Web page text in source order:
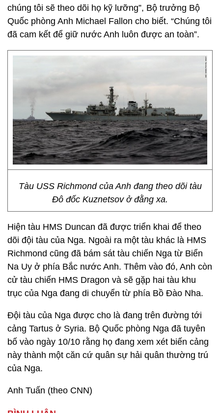
chúng tôi sẽ theo dõi họ kỹ lưỡng”, Bộ trưởng Bộ
Quốc phòng Anh Michael Fallon cho biết. “Chúng tôi
đã cam kết để giữ nước Anh luôn được an toàn”.
Tàu USS Richmond của Anh đang theo dõi tàu
Đô đốc Kuznetsov ở đằng xa.
Hiện tàu HMS Duncan đã được triển khai để theo
dõi đội tàu của Nga. Ngoài ra một tàu khác là HMS
Richmond cũng đã bám sát tàu chiến Nga từ Biển
Na Uy ở phía Bắc nước Anh. Thêm vào đó, Anh còn
cử tàu chiến HMS Dragon và sẽ gặp hai tàu khu
trục của Nga đang di chuyển từ phía Bồ Đào Nha.
Đội tàu của Nga được cho là đang trên đường tới
cảng Tartus ở Syria. Bộ Quốc phòng Nga đã tuyên
bố vào ngày 10/10 rằng họ đang xem xét biến cảng
này thành một căn cứ quân sự hải quân thường trú
của Nga.
Anh Tuấn (theo CNN)